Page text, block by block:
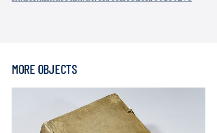
MORE OBJECTS